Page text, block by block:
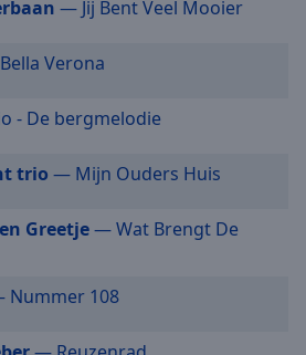
— Jij Bent Veel Mooier
Verona
- De bergmelodie
trio — Mijn Ouders Huis
Greetje— Wat Brengt De
Nummer 108